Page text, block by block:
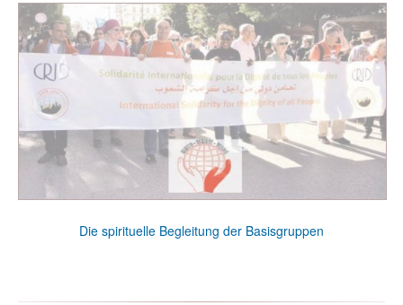
Die spirituelle Begleitung der Basisgruppen